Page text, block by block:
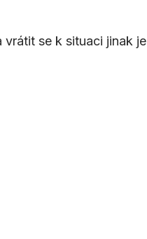
se k situaci jinak je